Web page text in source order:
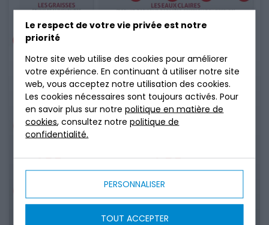
Le respect de votre vie privée est notre
priorité
Notre site web utilise des cookies pour améliorer
votre expérience. En continuant à utiliser notre site
web, vous acceptez notre utilisation des cookies.
Les cookies nécessaires sont toujours activés. Pour
en savoir plus sur notrepolitique en matière de
cookies, consultez notrepolitique de
confidentialité.
PERSONNALISER
TOUT ACCEPTER